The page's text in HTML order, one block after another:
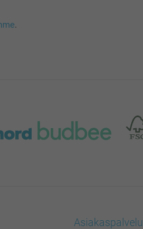
.
Asiakaspalvelu